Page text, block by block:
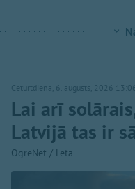
Ceturtdiena, 6. augusts, 2026 13:06
Lai arī
Latvijā tas ir
OgreNet / Leta